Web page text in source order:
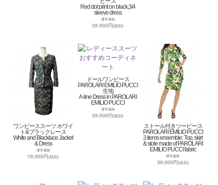
Red dot print on black,3/4
sleeve dress
通常価格
39,000円(税別)
ワンピーススーツ ホワイ
ト&ブラックレース
White and Blacklace Jacket
& Dress
通常価格
78,000円(税別)
ドールワンピース
PAROLARI EMILIO PUCCI
生地
A-line Dress in PAROLARI
EMILIO PUCCI
通常価格
39,000円(税別)
ストール付きツーピース
PAROLARI EMILIO PUCCI
3 items ensemble: Top, skirt
& stole made of PAROLARI
EMILIO PUCCI fabric
通常価格
39,000円 (税別)